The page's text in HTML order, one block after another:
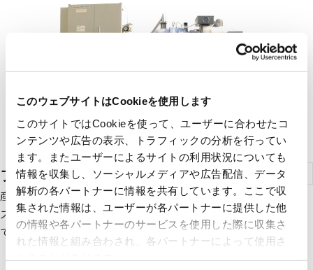
このウェブサイトはCookieを使用します
このサイトではCookieを使って、ユーザーに合わせたコ
ンテンツや広告の表示、トラフィックの分析を行ってい
ます。またユーザーによるサイトの利用状況についても
情報を収集し、ソーシャルメディアや広告配信、データ
解析の各パートナーに情報を共有しています。ここで収
集された情報は、ユーザーが各パートナーに提供した他
の情報や各パートナーのサービスを使用した際に収集さ
れた情報と組み合わされ、各パートナーによって使用さ
ブラインクーラー
産業冷却用・工業用に最適なブラインクーラを豊富な機種シリー
ズでラインアップ。様々な用途での使用を満足するカスタム対応
で多様なご要望にお応えします。